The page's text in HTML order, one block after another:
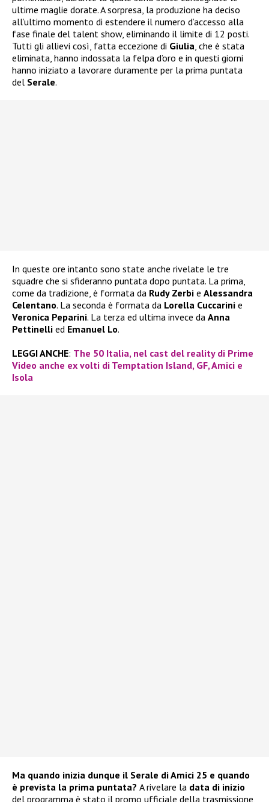
ultime maglie dorate. A sorpresa, la produzione ha deciso
all’ultimo momento di estendere il numero d’accesso alla
fase finale del talent show, eliminando il limite di 12 posti.
Tutti gli allievi così, fatta eccezione di Giulia , che è stata
eliminata, hanno indossata la felpa d’oro e in questi giorni
hanno iniziato a lavorare duramente per la prima puntata
del Serale.
In queste ore intanto sono state anche rivelate le tre
squadre che si sfideranno puntata dopo puntata. La prima,
come da tradizione, è formata da Rudy Zerbi e Alessandra
Celentano. La seconda è formata da Lorella Cuccarini e
Veronica Peparini. La terza ed ultima invece da Anna
Pettinelli ed Emanuel Lo.
LEGGI ANCHE: The 50 Italia, nel cast del reality di Prime
Video anche ex volti di Temptation Island, GF, Amici e
Isola
Ma quando inizia dunque il Serale di Amici 25 e quando
è prevista la prima puntata? A rivelare la data di inizio
del programma è stato il promo ufficiale della trasmissione,